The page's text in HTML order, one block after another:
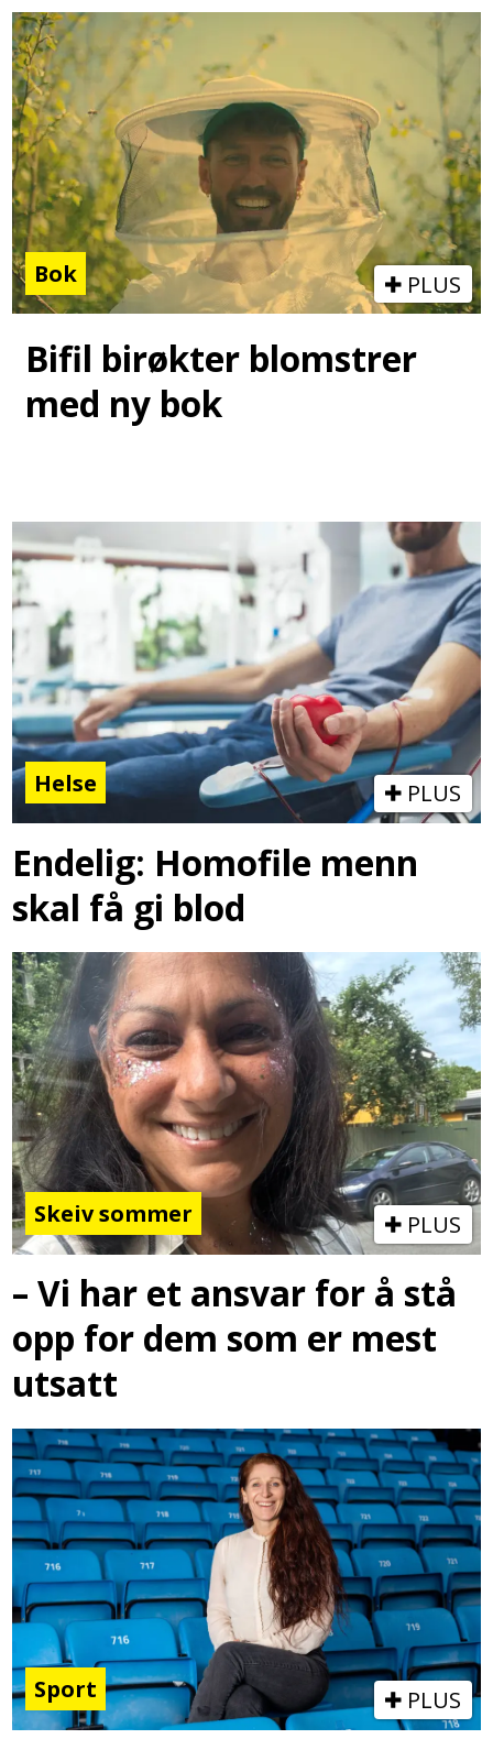
Bok PLUS
Bifil birøkter blomstrer
med ny bok
Helse PLUS
Endelig: Homofile menn
skal få gi blod
Skeiv sommer PLUS
– Vi har et ansvar for å stå
opp for dem som er mest
utsatt
Sport PLUS